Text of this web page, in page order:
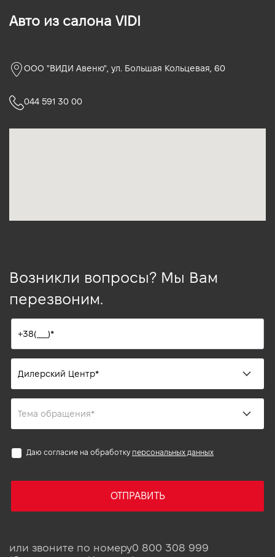
Авто из салона VIDI
ООО "ВИДИ Авеню", ул. Большая Кольцевая, 60
044 591 30 00
Возникли вопросы? Мы Вам
перезвоним.
Даю согласие на обработку персональных данных
ОТПРАВИТЬ
или звоните по номеру0 800 308 999